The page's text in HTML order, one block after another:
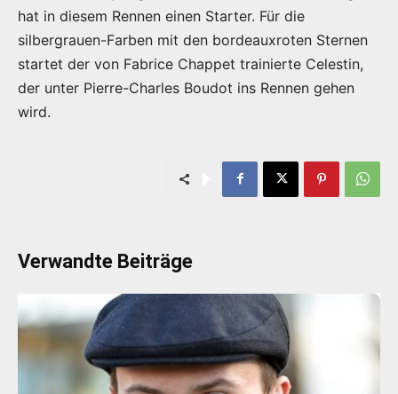
hat in diesem Rennen einen Starter. Für die
silbergrauen-Farben mit den bordeauxroten Sternen
startet der von Fabrice Chappet trainierte Celestin,
der unter Pierre-Charles Boudot ins Rennen gehen
wird.
Verwandte Beiträge